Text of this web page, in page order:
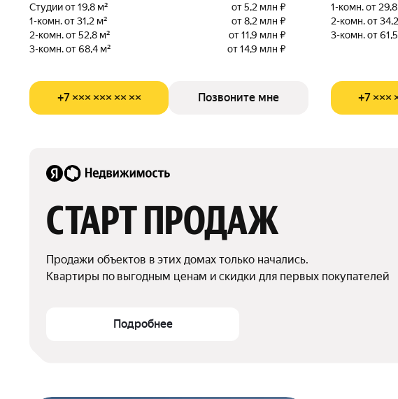
Студии от 19,8 м²
от 5,2 млн ₽
1-комн. от 31,2 м²
от 8,2 млн ₽
2-комн. от 52,8 м²
от 11,9 млн ₽
3-комн. от 68,4 м²
от 14,9 млн ₽
+7 ××× ××× ×× ×× Позвоните мне
1-комн. от
2-комн. от
3-комн. от
+7 ×××
СТАРТ ПРОДАЖ
Продажи объектов в этих домах только начались.
Квартиры по выгодным ценам и скидки для первых покупателей
Подробнее